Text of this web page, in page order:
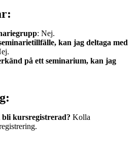
: Nej.
kan jag deltaga med
på ett seminarium, kan jag
kursregistrerad? Kolla